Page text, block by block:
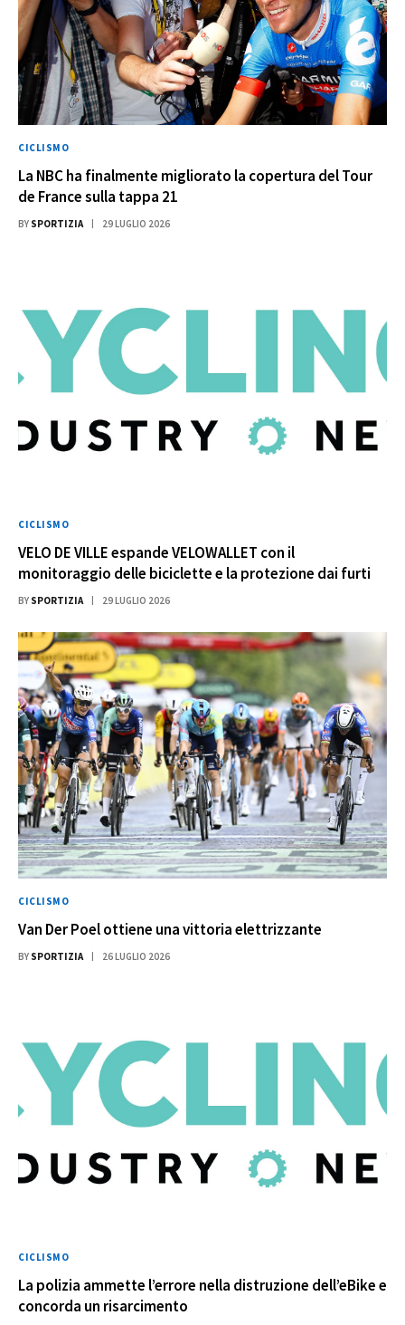
CICLISMO
La NBC ha finalmente migliorato la copertura del Tour
de France sulla tappa 21
BY SPORTIZIA 29 LUGLIO 2026
CICLISMO
VELO DE VILLE espande VELOWALLET con il
monitoraggio delle biciclette e la protezione dai furti
BY SPORTIZIA 29 LUGLIO 2026
CICLISMO
Van Der Poel ottiene una vittoria elettrizzante
BY SPORTIZIA 26 LUGLIO 2026
CICLISMO
La polizia ammette l’errore nella distruzione dell’eBike e
concorda un risarcimento